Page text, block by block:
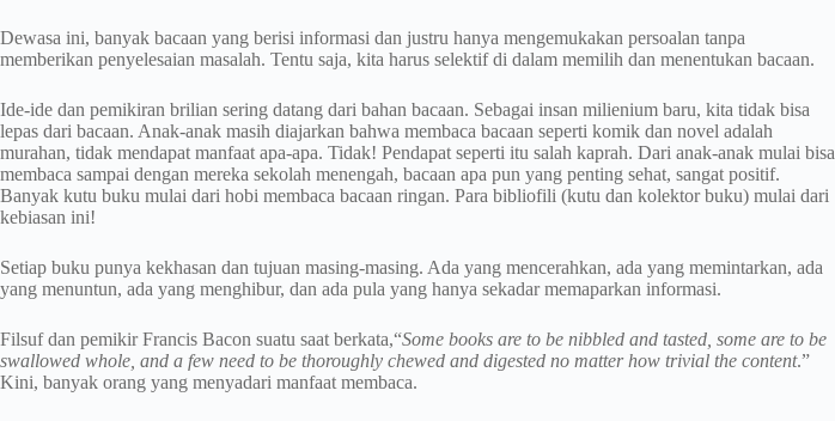
Dewasa ini, banyak bacaan yang berisi informasi dan justru hanya mengemukakan persoalan tanpa
memberikan penyelesaian masalah. Tentu saja, kita harus selektif di dalam memilih dan menentukan bacaan.
Ide-ide dan pemikiran brilian sering datang dari bahan bacaan. Sebagai insan milienium baru, kita tidak bisa
lepas dari bacaan. Anak-anak masih diajarkan bahwa membaca bacaan seperti komik dan novel adalah
murahan, tidak mendapat manfaat apa-apa. Tidak! Pendapat seperti itu salah kaprah. Dari anak-anak mulai bisa
membaca sampai dengan mereka sekolah menengah, bacaan apa pun yang penting sehat, sangat positif.
Banyak kutu buku mulai dari hobi membaca bacaan ringan. Para bibliofili (kutu dan kolektor buku) mulai dari
kebiasan ini!
Setiap buku punya kekhasan dan tujuan masing-masing. Ada yang mencerahkan, ada yang memintarkan, ada
yang menuntun, ada yang menghibur, dan ada pula yang hanya sekadar memaparkan informasi.
Filsuf dan pemikir Francis Bacon suatu saat berkata,“Some books are to be nibbled and tasted, some are to be
swallowed whole, and a few need to be thoroughly chewed and digested no matter how trivial the content.”
Kini, banyak orang yang menyadari manfaat membaca.